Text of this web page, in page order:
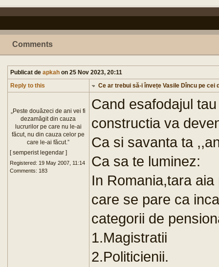
Comments
Publicat de apkah on 25 Nov 2023, 20:11
Reply to this
Ce ar trebui să-i învețe Vasile Dîncu pe cei
„Peste douăzeci de ani vei fi
dezamăgit din cauza
lucrurilor pe care nu le-ai
făcut, nu din cauza celor pe
care le-ai făcut.”
[ semperist legendar ]
Registered: 19 May 2007, 11:14
Comments: 183
Cand esafodajul
constructia va
Ca si savanta ta
Ca sa te luminez:
In Romania,tara
care se pare ca
categorii de
1.Magistratii
2.Politicienii.